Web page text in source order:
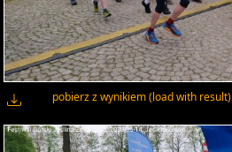
pobierz z wynikiem (load with result)